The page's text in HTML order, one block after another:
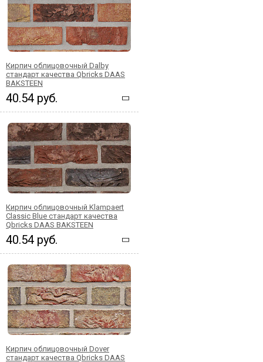
Кирпич облицовочный Dalby
стандарт качества Qbricks DAAS
BAKSTEEN
40.54 руб.
Кирпич облицовочный Klampaert
Classic Blue стандарт качества
Qbricks DAAS BAKSTEEN
40.54 руб.
Кирпич облицовочный Dover
стандарт качества Qbricks DAAS